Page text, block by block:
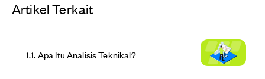
Artikel Terkait
1.1. Apa Itu Analisis Teknikal?